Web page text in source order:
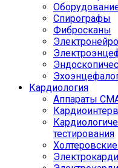
Спирографы
Фибросканы
Кардиология
Аппараты
тестирования